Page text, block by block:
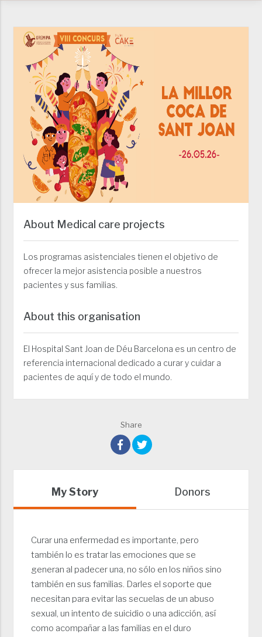
About Medical care projects
Los programas asistenciales tienen el objetivo de
ofrecer la mejor asistencia posible a nuestros
pacientes y sus familias.
About this organisation
El Hospital Sant Joan de Déu Barcelona es un centro de
referencia internacional dedicado a curar y cuidar a
pacientes de aquí y de todo el mundo.
Share
My Story Donors
Curar una enfermedad es importante, pero
también lo es tratar las emociones que se
generan al padecer una, no sólo en los niños sino
también en sus familias. Darles el soporte que
necesitan para evitar las secuelas de un abuso
sexual, un intento de suicidio o una adicción, así
como acompañar a las familias en el duro